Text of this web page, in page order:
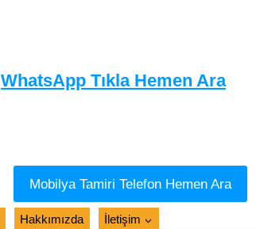
WhatsApp Tıkla Hemen Ara
Mobilya Tamiri Telefon Hemen Ara
Hakkımızda İletişim